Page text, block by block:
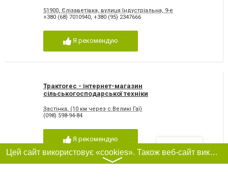
51900, Єлізаветівка, вулиця Індустріальна, 9-е
+380 (68) 7010940, +380 (95) 2347666
Я рекомендую
Трактоrec - інтернет-магазин
сільськогосподарської техніки
Застінка, (10 км через с.Великі Гаї)
(098) 598-94-84
Я рекомендую
Фільтри
Цей сайт використовує «cookies». Також веб-сайт використовує інтернет-сервіс для збору технічних даних стосовно відвідувачів з метою отримання маркетингової та статистичної інформації. Умови обробки даних відвідувачів сайту див.
〉